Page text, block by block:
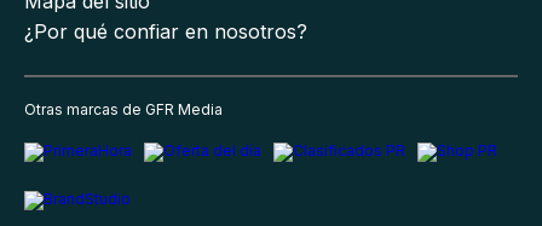
¿Por qué confiar en nosotros?
Otras marcas de GFR Media